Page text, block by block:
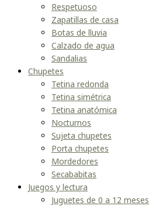
Respetuoso
Zapatillas de casa
Botas de lluvia
Calzado de agua
Sandalias
Chupetes
Tetina redonda
Tetina simétrica
Tetina anatómica
Nocturnos
Sujeta chupetes
Porta chupetes
Mordedores
Secababitas
Juegos y lectura
Juguetes de 0 a 12 meses